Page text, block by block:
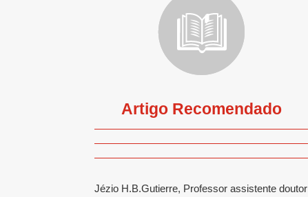
Artigo Recomendado
Jézio H.B.Gutierre, Professor assistente doutor